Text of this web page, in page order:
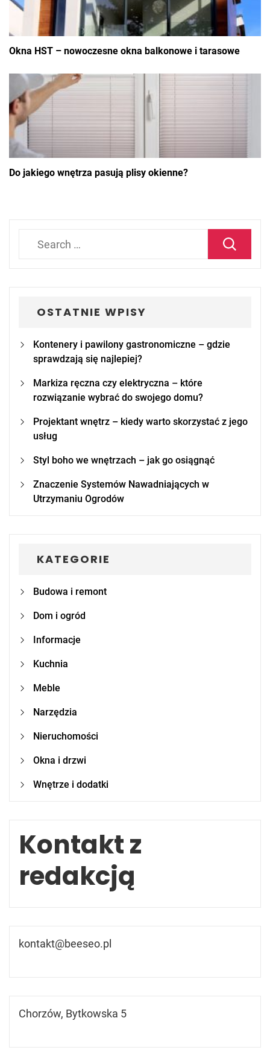
Okna HST – nowoczesne okna balkonowe i tarasowe
Do jakiego wnętrza pasują plisy okienne?
OSTATNIE WPISY
Kontenery i pawilony gastronomiczne – gdzie
sprawdzają się najlepiej?
Markiza ręczna czy elektryczna – które
rozwiązanie wybrać do swojego domu?
Projektant wnętrz – kiedy warto skorzystać z jego
usług
Styl boho we wnętrzach – jak go osiągnąć
Znaczenie Systemów Nawadniających w
Utrzymaniu Ogrodów
KATEGORIE
Budowa i remont
Dom i ogród
Informacje
Kuchnia
Meble
Narzędzia
Nieruchomości
Okna i drzwi
Wnętrze i dodatki
Kontakt z
redakcją
kontakt@beeseo.pl
Chorzów, Bytkowska 5